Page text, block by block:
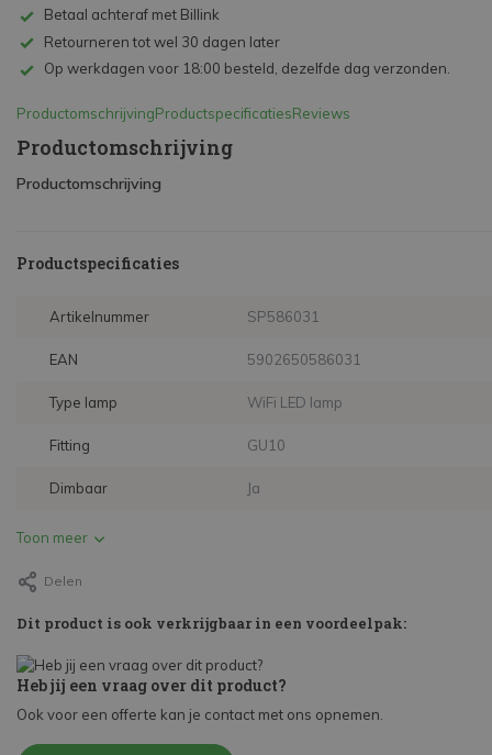
Betaal achteraf met Billink
Retourneren tot wel 30 dagen later
Op werkdagen voor 18:00 besteld, dezelfde dag verzonden.
ProductomschrijvingProductspecificatiesReviews
Productomschrijving
Productomschrijving
Productspecificaties
Artikelnummer SP586031
EAN 5902650586031
Type lamp WiFi LED lamp
Fitting GU10
Dimbaar Ja
Toon meer
Delen
Dit product is ook verkrijgbaar in een voordeelpak:
Heb jij een vraag over dit product?
Ook voor een offerte kan je contact met ons opnemen.